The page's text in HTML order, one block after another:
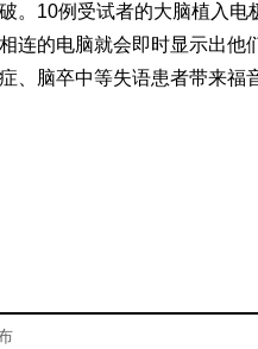
。10例受试者的大脑植入
连的电脑就会即时显示出
、脑卒中等失语患者带来福